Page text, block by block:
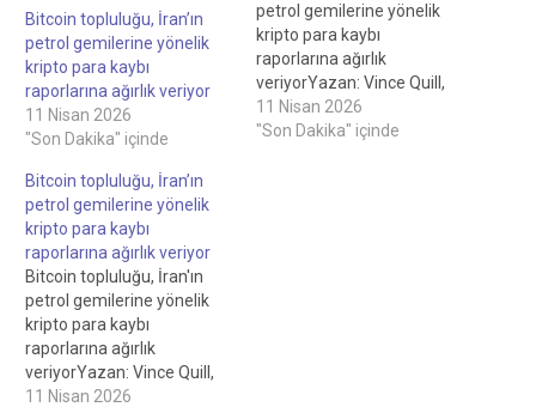
Bitcoin topluluğu, İran’ın
petrol gemilerine yönelik
kripto para kaybı
raporlarına ağırlık veriyor
11 Nisan 2026
"Son Dakika" içinde
petrol gemilerine yönelik
kripto para kaybı
raporlarına ağırlık
veriyorYazan: Vince Quill,
Personel Yazarı, İnceleyen:
Sam Bourgi, Personel
11 Nisan 2026
"Son Dakika" içinde
Bitcoin topluluğu, İran’ın
petrol gemilerine yönelik
kripto para kaybı
raporlarına ağırlık veriyor
Bitcoin topluluğu, İran'ın
petrol gemilerine yönelik
kripto para kaybı
raporlarına ağırlık
veriyorYazan: Vince Quill,
Personel Yazarı, İnceleyen
11 Nisan 2026